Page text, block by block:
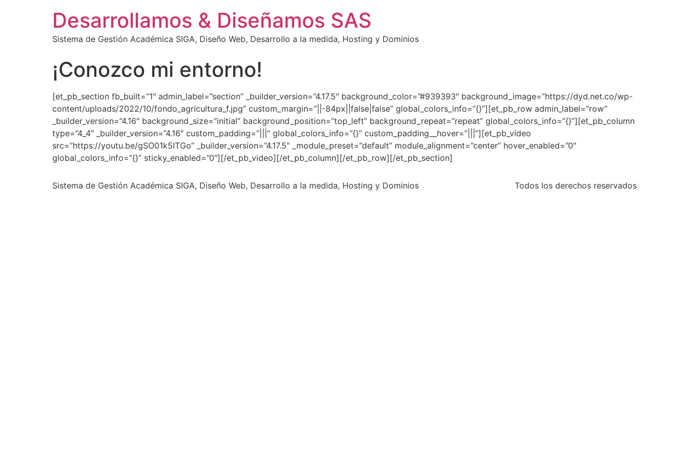
Desarrollamos & Diseñamos SAS
Sistema de Gestión Académica SIGA, Diseño Web, Desarrollo a la medida, Hosting y Dominios
¡Conozco mi entorno!
[et_pb_section fb_built=”1″ admin_label=”section” _builder_version=”4.17.5″ background_color=”#939393″ background_image=”https://dyd.net.co/wp-
content/uploads/2022/10/fondo_agricultura_f.jpg” custom_margin=”||-84px||false|false” global_colors_info=”{}”][et_pb_row admin_label=”row”
_builder_version=”4.16″ background_size=”initial” background_position=”top_left” background_repeat=”repeat” global_colors_info=”{}”][et_pb_column
type=”4_4″ _builder_version=”4.16″ custom_padding=”|||” global_colors_info=”{}” custom_padding__hover=”|||”][et_pb_video
src=”https://youtu.be/gSO01k5ITGo” _builder_version=”4.17.5″ _module_preset=”default” module_alignment=”center” hover_enabled=”0″
global_colors_info=”{}” sticky_enabled=”0″][/et_pb_video][/et_pb_column][/et_pb_row][/et_pb_section]
Sistema de Gestión Académica SIGA, Diseño Web, Desarrollo a la medida, Hosting y Dominios Todos los derechos reservados